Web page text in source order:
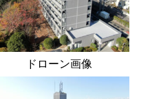
ドローン画像